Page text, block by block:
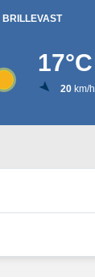
BRILLEVAST
17°C
20km/h